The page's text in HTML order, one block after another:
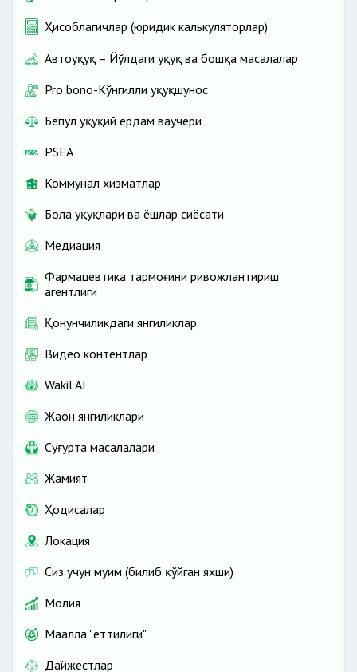
Ҳисоблагичлар (юридик калькуляторлар)
Автоҳуқуқ – Йўлдаги ҳуқуқ ва бошқа масалалар
Pro bono-Кўнгилли ҳуқуқшунос
Бепул ҳуқуқий ёрдам ваучери
PSEA
Коммунал хизматлар
Бола ҳуқуқлари ва ёшлар сиёсати
Медиация
Фармацевтика тармоғини ривожлантириш
агентлиги
Қонунчиликдаги янгиликлар
Видео контентлар
Wakil AI
Жаҳон янгиликлари
Cуғурта масалалари
Жамият
Ҳодисалар
Локация
Сиз учун муҳим (билиб қўйган яхши)
Молия
Маҳалла "еттилиги"
Дайжестлар